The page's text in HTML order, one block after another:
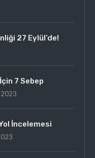
27 Eylül’de!
7 Sebep
İncelemesi